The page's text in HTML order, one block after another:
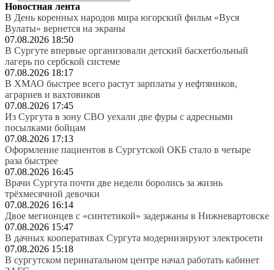
Новостная лента
В День коренных народов мира югорский фильм «Вуся
Вулаты» вернется на экраны
07.08.2026 18:50
В Сургуте впервые организовали детский баскетбольный
лагерь по сербской системе
07.08.2026 18:17
В ХМАО быстрее всего растут зарплаты у нефтяников,
аграриев и вахтовиков
07.08.2026 17:45
Из Сургута в зону СВО уехали две фуры с адресными
посылками бойцам
07.08.2026 17:13
Оформление пациентов в Сургутской ОКБ стало в четыре
раза быстрее
07.08.2026 16:45
Врачи Сургута почти две недели боролись за жизнь
трёхмесячной девочки
07.08.2026 16:14
Двое мегионцев с «синтетикой» задержаны в Нижневартовске
07.08.2026 15:47
В дачных кооперативах Сургута модернизируют электросети
07.08.2026 15:18
В сургутском перинатальном центре начал работать кабинет